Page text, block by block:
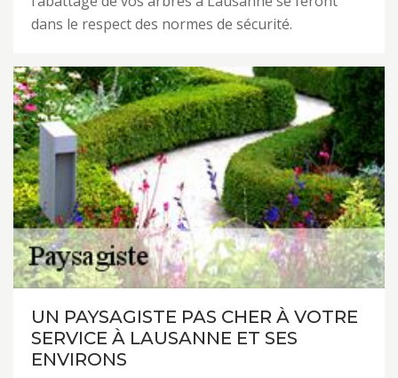
dans le respect des normes de sécurité.
UN PAYSAGISTE PAS CHER À VOTRE
SERVICE À LAUSANNE ET SES
ENVIRONS